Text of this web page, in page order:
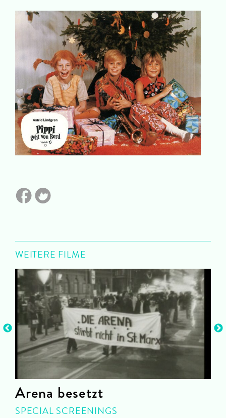
WEITERE FILME
Arena besetzt
SPECIAL SCREENINGS